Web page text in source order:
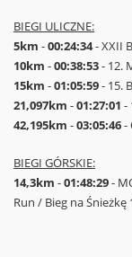
BIEGI ULICZNE:
5km -00:24:34- XXII
10km -00:38:53- 12.
15km -01:05:59- 15.
21,097km -01:27:01 -
42,195km -03:05:46-
BIEGI GÓRSKIE:
14,3km -01:48:29-
Run / Bieg na